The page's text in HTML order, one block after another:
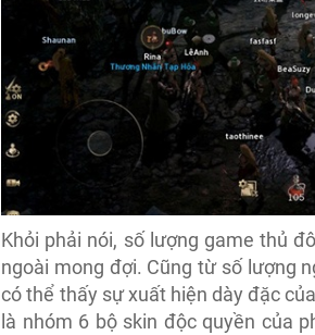
Khỏi phải nói, số lượng game thủ
ngoài mong đợi. Cũng từ số lượng
có thể thấy sự xuất hiện dày đặc
là nhóm 6 bộ skin độc quyền của